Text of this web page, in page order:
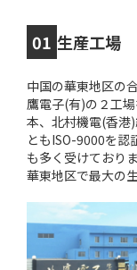
01 生産工場
中国の華東地区の
鷹電子(有)の２工
本、北村機電(香港
ともISO-9000を認
も多く受けており
華東地区で最大の